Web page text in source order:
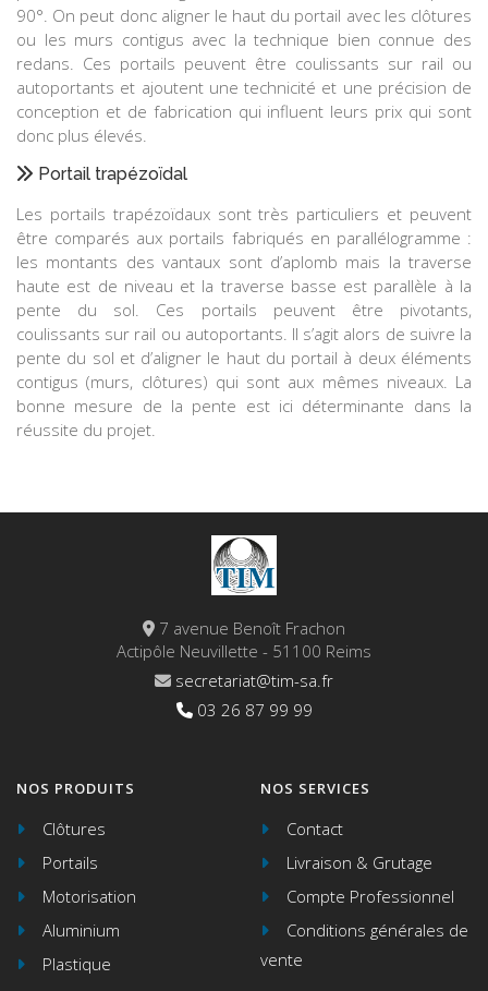
90°. On peut donc aligner le haut du portail avec les clôtures
ou les murs contigus avec la technique bien connue des
redans. Ces portails peuvent être coulissants sur rail ou
autoportants et ajoutent une technicité et une précision de
conception et de fabrication qui influent leurs prix qui sont
donc plus élevés.
Portail trapézoïdal
Les portails trapézoïdaux sont très particuliers et peuvent
être comparés aux portails fabriqués en parallélogramme :
les montants des vantaux sont d’aplomb mais la traverse
haute est de niveau et la traverse basse est parallèle à la
pente du sol. Ces portails peuvent être pivotants,
coulissants sur rail ou autoportants. Il s’agit alors de suivre la
pente du sol et d’aligner le haut du portail à deux éléments
contigus (murs, clôtures) qui sont aux mêmes niveaux. La
bonne mesure de la pente est ici déterminante dans la
réussite du projet.
7 avenue Benoît Frachon
Actipôle Neuvillette - 51100 Reims
secretariat@tim-sa.fr
03 26 87 99 99
NOS PRODUITS
Clôtures
Portails
Motorisation
Aluminium
Plastique
NOS SERVICES
Contact
Livraison & Grutage
Compte Professionnel
Conditions générales de
vente